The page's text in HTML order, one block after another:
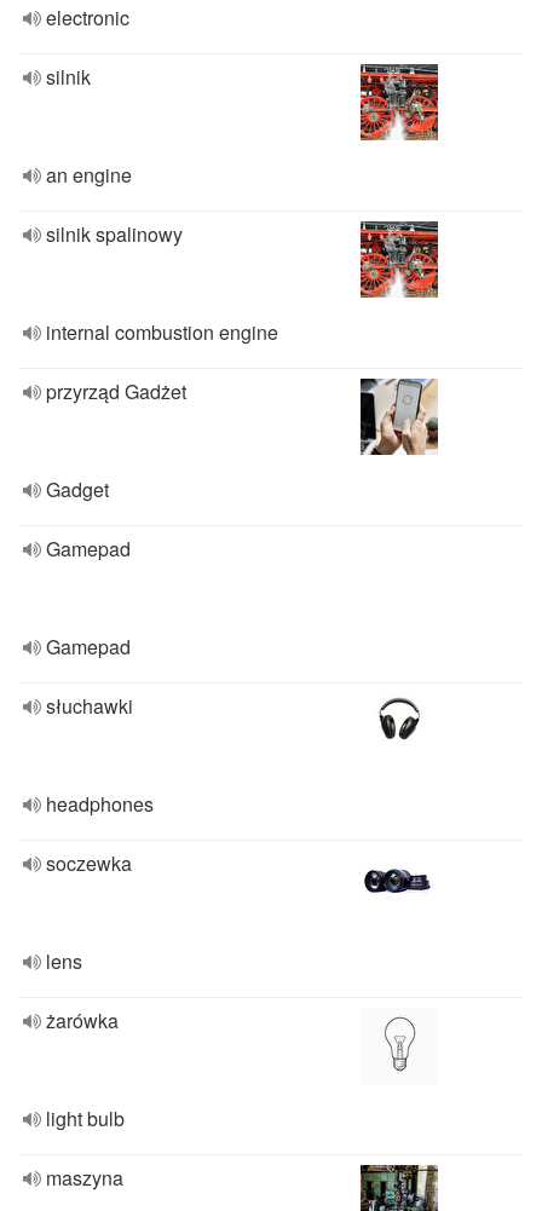
electronic
silnik
an engine
silnik spalinowy
internal combustion engine
przyrząd Gadżet
Gadget
Gamepad
Gamepad
słuchawki
headphones
soczewka
lens
żarówka
light bulb
maszyna